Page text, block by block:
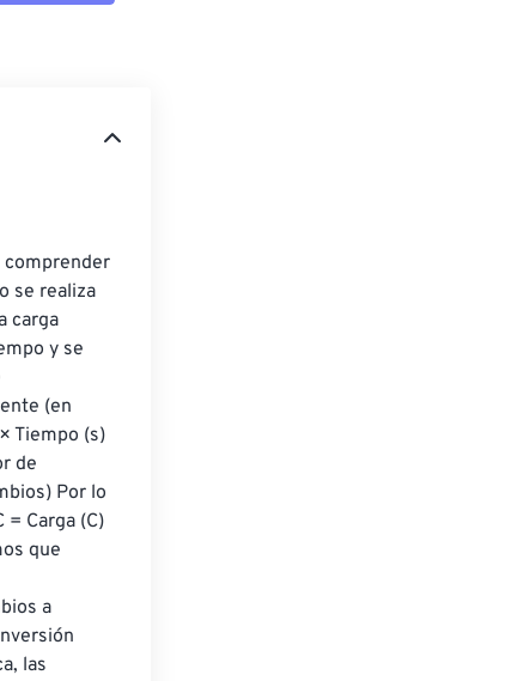
comprender
se realiza
carga
y se
(en
Tiempo (s)
de
Por lo
Carga (C)
que
a
las